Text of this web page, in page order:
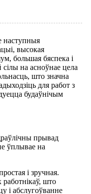
наступныя
высокая
большая бяспека і
сілы на асноўнае цела
што значна
для работ з
будаўнічым
прывад
ўплывае на
і зручная.
што
і абслугоўванне